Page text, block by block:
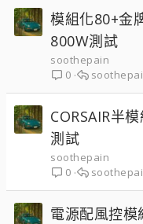
模組化80+金
800W測試
soothepain
0
CORSAIR半
測試
soothepain
0
電源配風控